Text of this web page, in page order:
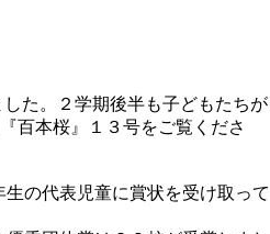
た。２学期後半も子どもたちが
百本桜』１３号をご覧くださ
の代表児童に賞状を受け取って